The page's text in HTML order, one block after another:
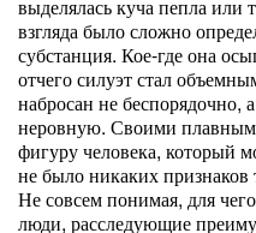
выделялась куча пепла
взгляда было сложно
субстанция. Кое-где она
отчего силуэт стал
набросан не
неровную. Своими
фигуру человека, который
не было никаких признаков
Не совсем понимая, для
люди, расследующие